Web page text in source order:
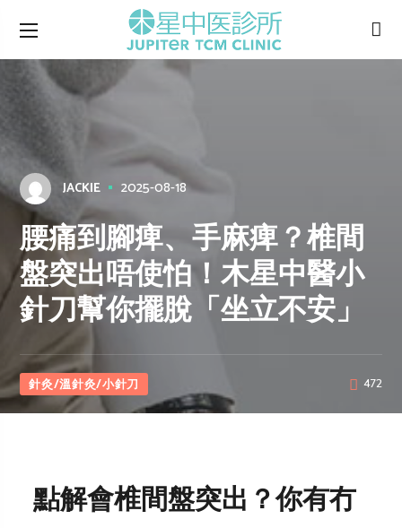
JACKIE 2025-08-18
腰痛到腳痺、手麻痺？椎間
盤突出唔使怕！木星中醫小
針刀幫你擺脫「坐立不安」
針灸/溫針灸/小針刀 472
點解會椎間盤突出？你有冇